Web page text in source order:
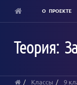
content
О ПРОЕКТЕ
Теория:
Классы 9